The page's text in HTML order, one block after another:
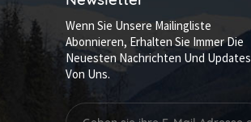
Wenn Sie Unsere Mailingliste
Abonnieren, Erhalten Sie Immer Die
Neuesten Nachrichten Und Updates
Von Uns.